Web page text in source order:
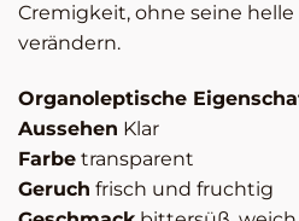
Cremigkeit, ohne seine
verändern.
Organoleptische
Aussehen Klar
Farbe transparent
Geruch frisch und fruchtig